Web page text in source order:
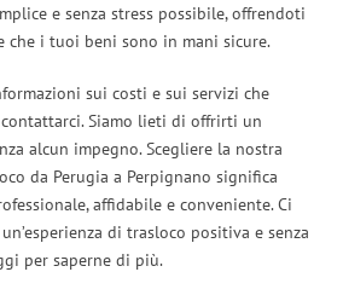
e senza stress possibile, offrendoti
che i tuoi beni sono in mani sicure.
sui costi e sui servizi che
Siamo lieti di offrirti un
alcun impegno. Scegliere la nostra
da Perugia a Perpignano significa
affidabile e conveniente. Ci
di trasloco positiva e senza
per saperne di più.